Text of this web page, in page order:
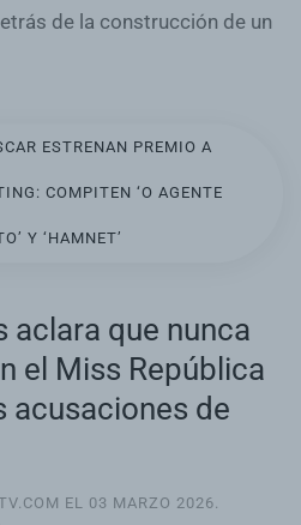
de la construcción de un
ESTRENAN PREMIO A
COMPITEN ‘O AGENTE
Y ‘HAMNET’
aclara que nunca
el Miss República
acusaciones de
EL 03 MARZO 2026.